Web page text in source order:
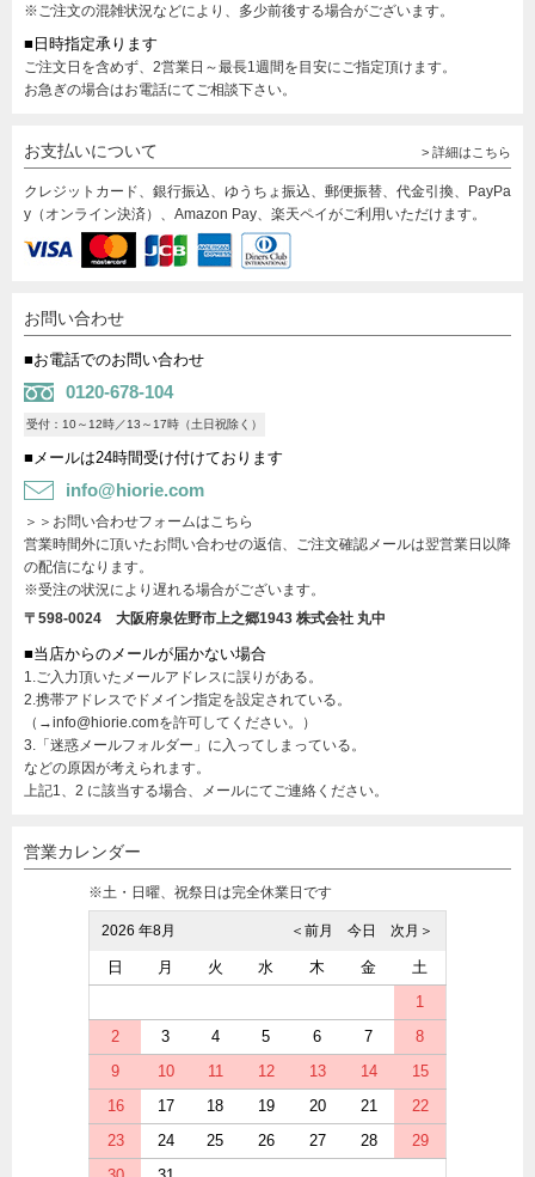
※ご注文の混雑状況などにより、多少前後する場合がございます。
■日時指定承ります
ご注文日を含めず、2営業日～最長1週間を目安にご指定頂けます。
お急ぎの場合はお電話にてご相談下さい。
お支払いについて > 詳細はこちら
クレジットカード、銀行振込、ゆうちょ振込、郵便振替、代金引換、PayPa
y（オンライン決済）、Amazon Pay、楽天ペイがご利用いただけます。
お問い合わせ
■お電話でのお問い合わせ
0120-678-104
受付：10～12時／13～17時（土日祝除く）
■メールは24時間受け付けております
info@hiorie.com
＞＞お問い合わせフォームはこちら
営業時間外に頂いたお問い合わせの返信、ご注文確認メールは翌営業日以降
の配信になります。
※受注の状況により遅れる場合がございます。
〒598-0024 大阪府泉佐野市上之郷1943 株式会社 丸中
■当店からのメールが届かない場合
1.ご入力頂いたメールアドレスに誤りがある。
2.携帯アドレスでドメイン指定を設定されている。
（→info@hiorie.comを許可してください。）
3.「迷惑メールフォルダー」に入ってしまっている。
などの原因が考えられます。
上記1、2 に該当する場合、メールにてご連絡ください。
営業カレンダー
※土・日曜、祝祭日は完全休業日です
2026 年8月 次月＞
今日
＜前月
日 月 火 水 木 金
土
1
2
3 4 5 6 7
8
9
10 11 12 13 14
15
16
17 18 19 20 21
22
23
24 25 26 27 28
29